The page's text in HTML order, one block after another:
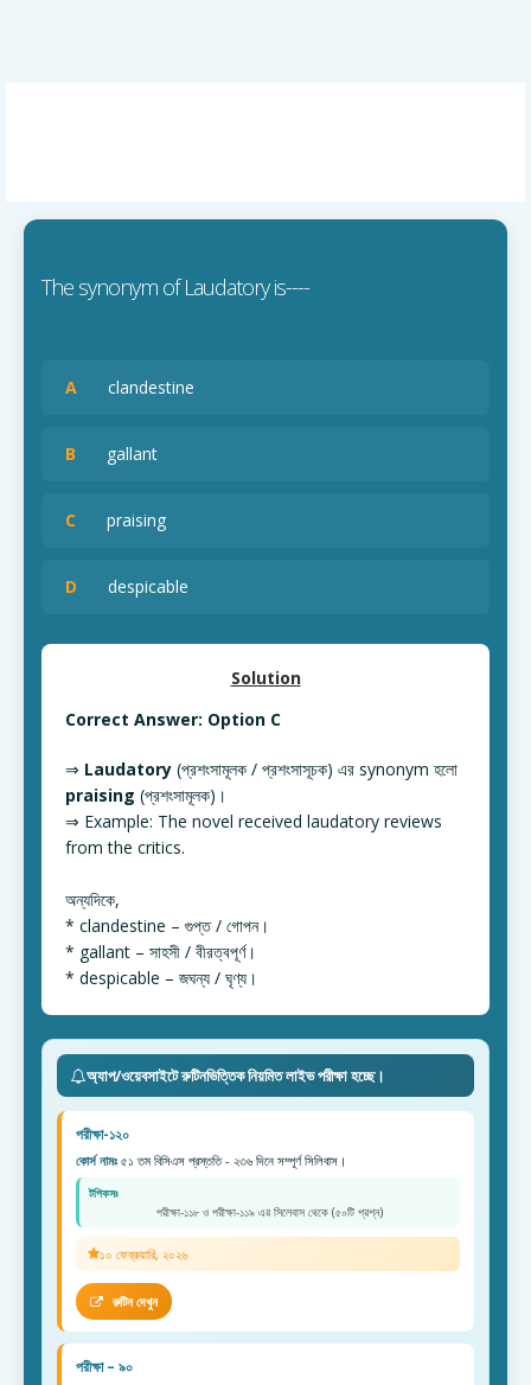
The synonym of Laudatory is----
A clandestine
B gallant
C praising
D despicable
Solution
Correct Answer: Option C
⇒ Laudatory (প্রশংসামূলক / প্রশংসাসূচক) এর synonym হলো
praising (প্রশংসামূলক)।
⇒ Example: The novel received laudatory reviews
from the critics.
অন্যদিকে,
* clandestine – গুপ্ত / গোপন।
* gallant – সাহসী / বীরত্বপূর্ণ।
* despicable – জঘন্য / ঘৃণ্য।
অ্যাপ/ওয়েবসাইটে রুটিনভিত্তিক নিয়মিত লাইভ পরীক্ষা হচ্ছে।
পরীক্ষা-১২০
কোর্স নামঃ ৫১ তম বিসিএস প্রস্ততি - ২৩৬ দিনে সম্পূর্ণ সিলিবাস।
টপিকসঃ
পরীক্ষা-১১৮ ও পরীক্ষা-১১৯ এর সিলেবাস থেকে (৫০টি প্রশ্ন)
১০ ফেব্রুয়ারি, ২০২৬
রুটিন দেখুন
পরীক্ষা – ৯০